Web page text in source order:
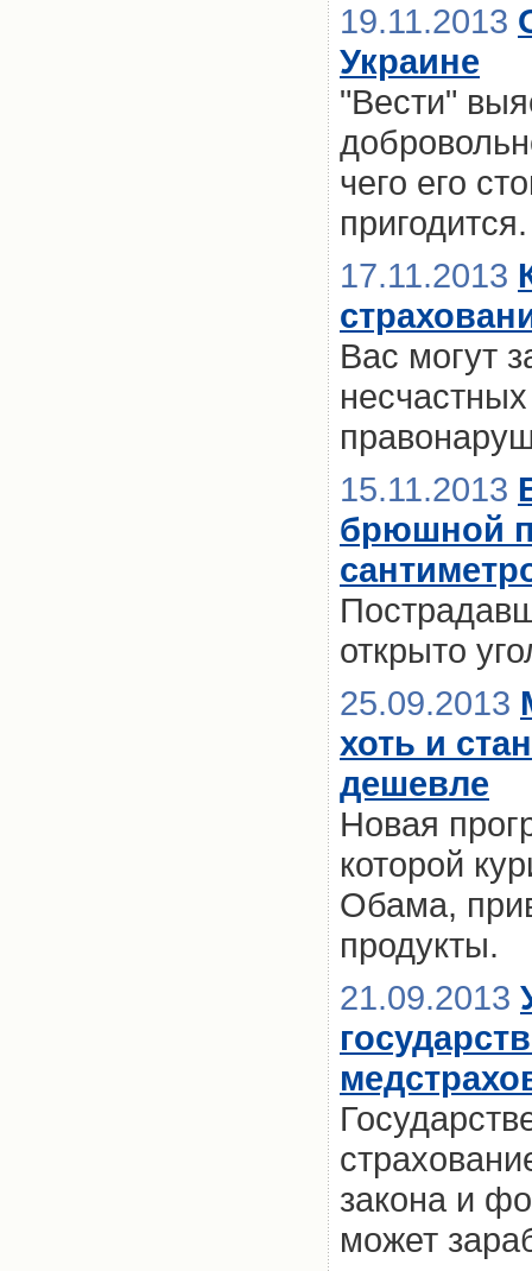
19.11.2013
Украине
"Вести"
чего его
пригодится.
17.11.2013
Вас могут
15.11.2013
брюшной
открыто
25.09.2013
хоть и
дешевле
Новая
которой
Обама,
продукты.
21.09.2013
закона и
может